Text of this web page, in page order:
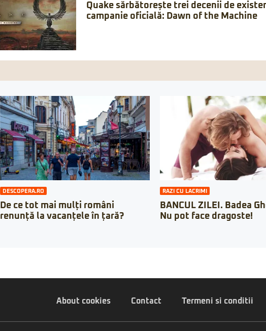
Quake sărbătorește trei decenii de
campanie oficială: Dawn of the Machine
DESCOPERA.RO
De ce tot mai mulți români
renunță la vacanțele în țară?
RAZI CU LACRIMI
BANCUL ZILEI. Badea
Nu pot face dragoste!
About cookies Contact Termeni si conditii